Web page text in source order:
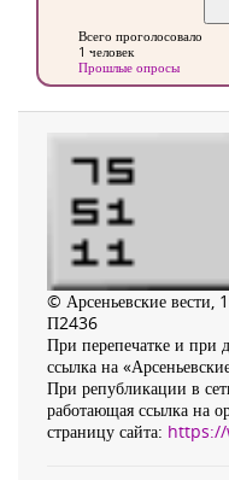
Всего проголосовало
1 человек
Прошлые опросы
© Арсеньевские
П2436
При перепечатке и при
ссылка на
При републикации в
работающая ссылка на
страницу сайта: